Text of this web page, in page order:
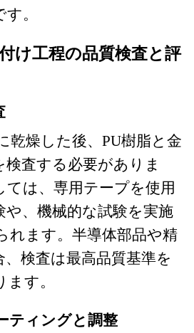
。
け工程の品質検査と評
乾燥した後、PU樹脂と金
検査する必要がありま
ては、専用テープを使用
や、機械的な試験を実施
れます。半導体部品や精
検査は最高品質基準を
す。
ティングと調整